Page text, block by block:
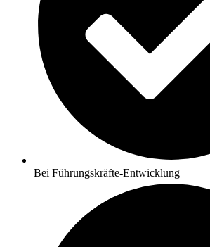
Bei Führungskräfte-Entwicklung